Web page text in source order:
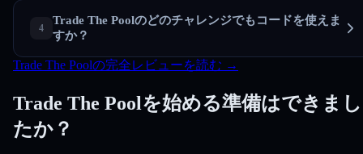
Trade The Poolのどのチャレンジでもコードを使えま
すか？
Trade The Poolの完全レビューを読む →
Trade The Poolを始める準備はできまし
たか？